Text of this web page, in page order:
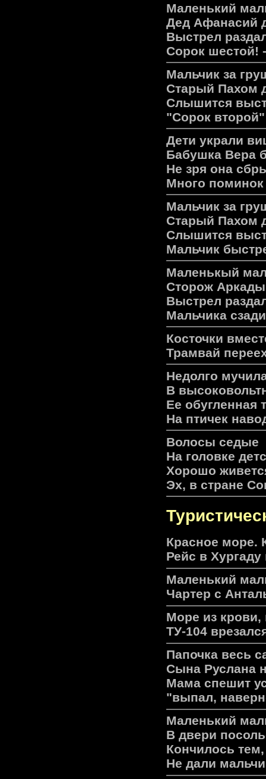
Маленький
Дед Афанасий
Выстрел
Сорок шестой!
Мальчик за
Старый Пахом
Слышится
"Сорок
Дети укpали
Бабушка Веpа
Не зpя она
Много поминок
Мальчик за
Старый Пахом
Слышится
Мальчик
Мaленькый
Сторож
Выстрел
Мaльчикa
Косточки
Трамвай
Недолго
В
Ее обугленная
На птичек
Волосы седые
На головке
Хорошо
Эх, в стране
Красное море.
Рейс в
Маленький
Чартер с
Море из крови,
ТУ-104
Папочка весь
Сына Руслана
Мама спешит
"выпал,
Маленький
В двери
Кончилось
Не дали